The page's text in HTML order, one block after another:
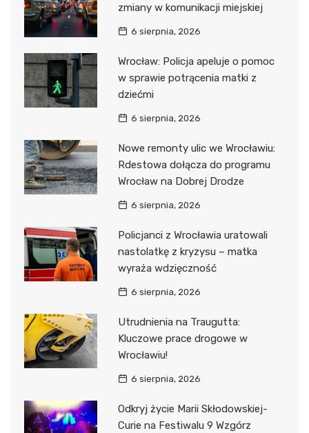
zmiany w komunikacji miejskiej
6 sierpnia, 2026
Wrocław: Policja apeluje o pomoc
w sprawie potrącenia matki z
dziećmi
6 sierpnia, 2026
Nowe remonty ulic we Wrocławiu:
Rdestowa dołącza do programu
Wrocław na Dobrej Drodze
6 sierpnia, 2026
Policjanci z Wrocławia uratowali
nastolatkę z kryzysu – matka
wyraża wdzięczność
6 sierpnia, 2026
Utrudnienia na Traugutta:
Kluczowe prace drogowe w
Wrocławiu!
6 sierpnia, 2026
Odkryj życie Marii Skłodowskiej-
Curie na Festiwalu 9 Wzgórz